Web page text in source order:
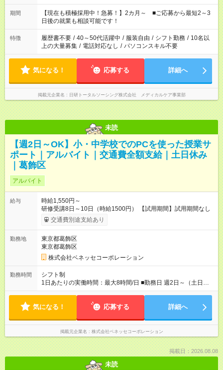
い」 「余裕を持って夕飯の準備がしたい」 「できれば残業はし
たくない」 など、ご希望を教えてくださいね。 ※Wワーク希望
の方へ 今ご覧のお仕事で希望する勤務時間と、もう1つのお仕事
の勤務時間。 合計で週40時間を超える場合は応募できません。
期間
【現在も積極採用中！急募！】2カ月～ ■ご応募から最短2～3
日後の就業も相談可能です！
特徴 履歴書不要 / 40～50代活躍中 / 服装自由 / シフト勤務 / 10名以
上の大量募集 / 電話対応なし / パソコンスキル不要
気になる！ 応募する 詳細へ
掲載元企業名 日研トータルソーシング株式会社 メディカルケア事業部
未読
【週2日～OK】小・中学校でのPCを使った授業サ
ポート｜アルバイト｜交通費全額支給｜土日休み
｜葛飾区
アルバイト
給与
時給1,550円～
研修受講8日～10日（時給1500円） 【試用期間】試用期間なし
交通費別途支給あり
勤務地
東京都葛飾区
東京都葛飾区
株式会社ベネッセコーポレーション
勤務時間
シフト制
1日あたりの実働時間：最大8時間/日 ■勤務日 週2日～（土日祝
休み） ■勤務時間 学校滞在：8:30※～17:30の間の連続した8時
※勤務時間が8:30～の場合、朝8時半から学校で就業できること
気になる！ 応募する 詳細へ
掲載元企業名 株式会社ベネッセコーポレーション
掲載日：2026.08.08
未読